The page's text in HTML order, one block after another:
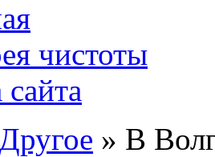
чистоты
» В